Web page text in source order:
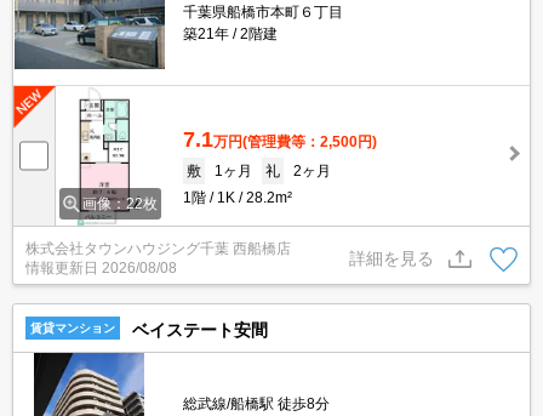
千葉県船橋市本町６丁目
築21年
2階建
画像：22枚
7.1万円(管理費等：2,500円)
敷
1ヶ月 礼
2ヶ月
1階
1K 28.2m²
株式会社タウンハウジング千葉 西船橋店
情報更新日 2026/08/08
詳細を見る
賃貸マンション ベイステート安間
総武線/船橋駅 徒歩8分